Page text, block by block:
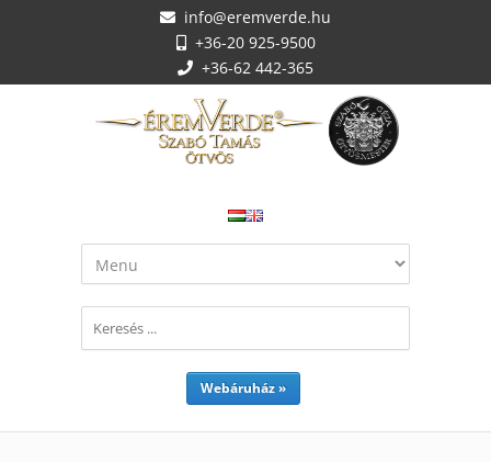
info@eremverde.hu
+36-20 925-9500
+36-62 442-365
Webáruház »